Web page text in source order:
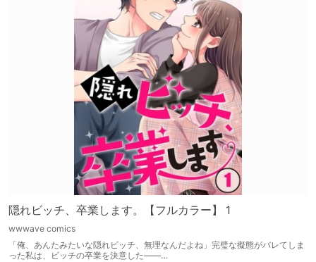
隠れビッチ、卒業します。【フルカラー】 1
wwwave comics
「俺、あんたみたいな隠れビッチ、無理なんだよね」完璧な擬態がバレてしま
った私は、ビッチの卒業を決意した――…